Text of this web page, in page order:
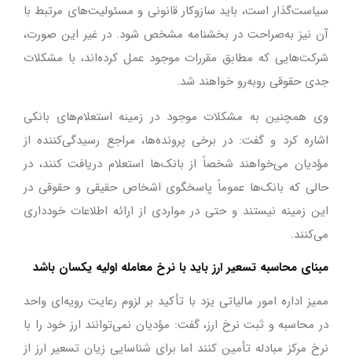
سیاست‌گذار است، باید سازوکار قانونی و مسئولیت‌های مرتبط با
آن نیز به‌صراحت در بخشنامه مشخص شود. در غیر این صورت،
شرکت‌هایی که مطابق مقررات موجود عمل کرده‌اند، با مشکلات
جدی حقوقی روبه‌رو خواهند شد.
وی همچنین به مشکلات موجود در زمینه استعلام‌های بانکی
اشاره کرد و گفت: در برخی پرونده‌ها، مراجع رسیدگی‌کننده از
مؤدیان می‌خواهند شخصاً از بانک‌ها استعلام دریافت کنند، در
حالی که بانک‌ها عموماً پاسخگوی اشخاص حقیقی و حقوقی در
این زمینه نیستند و حتی در مواردی از ارائه اطلاعات خودداری
می‌کنند.
مبنای محاسبه تسعیر ارز باید با نرخ معامله اولیه یکسان باشد
ممیز اداره امور مالیاتی یزد با تأکید بر لزوم رعایت رویه‌ای واحد
در محاسبه و ثبت نرخ ارز، گفت: مؤدیان نمی‌توانند ارز خود را با
نرخ مرکز مبادله تأمین کنند اما برای شناسایی زیان تسعیر ارز از